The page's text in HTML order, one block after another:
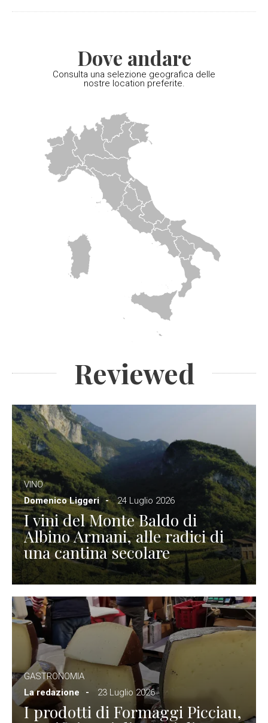
Dove andare
Consulta una selezione geografica delle
nostre location preferite.
Reviewed
VINO
Domenico Liggeri
24 Luglio 2026
I vini del Monte Baldo di
Albino Armani, alle radici di
una cantina secolare
GASTRONOMIA
La redazione
23 Luglio 2026
I prodotti di Formaggi Picciau,